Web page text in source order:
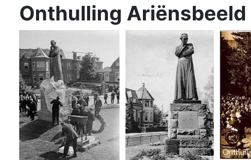
Onthulling